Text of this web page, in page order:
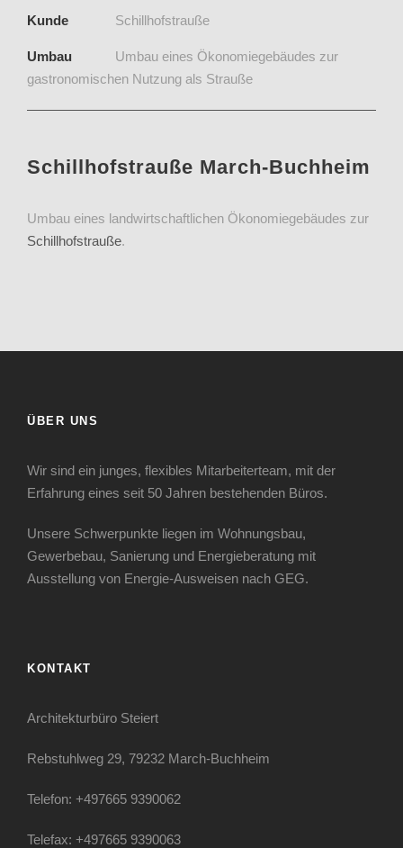
Kunde Schillhofstrauße
Umbau
Umbau eines Ökonomiegebäudes zur
gastronomischen Nutzung als Strauße
Schillhofstrauße March-Buchheim
Umbau eines landwirtschaftlichen Ökonomiegebäudes zur
Schillhofstrauße.
ÜBER UNS
Wir sind ein junges, flexibles Mitarbeiterteam, mit der
Erfahrung eines seit 50 Jahren bestehenden Büros.
Unsere Schwerpunkte liegen im Wohnungsbau,
Gewerbebau, Sanierung und Energieberatung mit
Ausstellung von Energie-Ausweisen nach GEG.
KONTAKT
Architekturbüro Steiert
Rebstuhlweg 29, 79232 March-Buchheim
Telefon: +497665 9390062
Telefax: +497665 9390063